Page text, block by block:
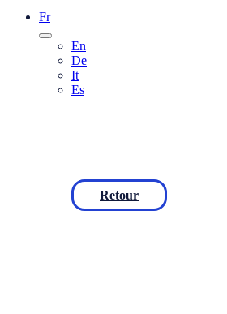
Fr
En
De
It
Es
Retour